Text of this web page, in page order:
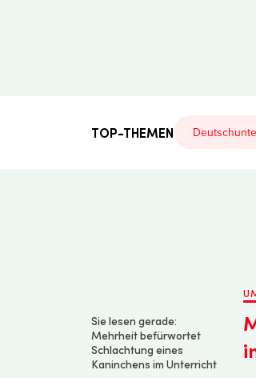
TOP-THEMEN
Sie lesen gerade:
Mehrheit befürwortet
Schlachtung eines
Kaninchens im Unterricht